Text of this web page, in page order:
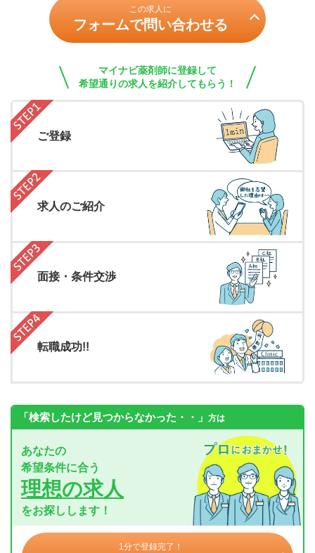
この求人に
フォームで問い合わせる
マイナビ薬剤師に登録して
希望通りの求人を紹介してもらう！
ご登録
求人のご紹介
面接・条件交渉
転職成功!!
「検索したけど見つからなかった・・」 方は
あなたの
希望条件に合う
理想の求人
をお探しします！
1分で登録完了！